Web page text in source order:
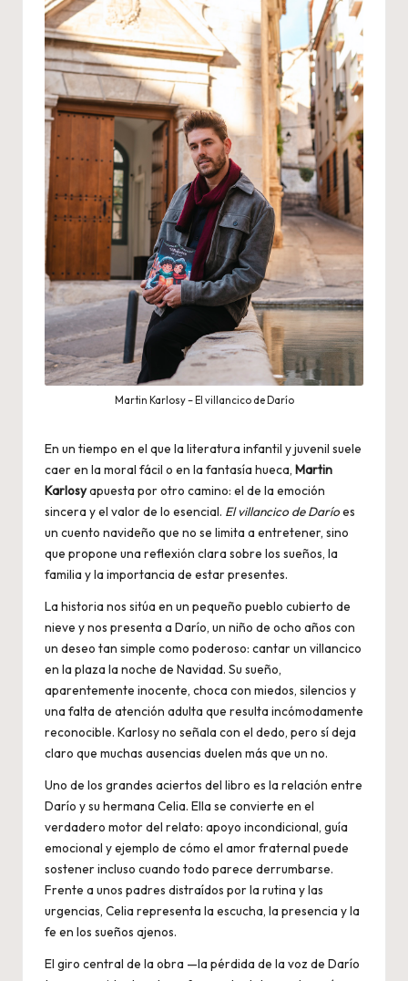
Martin Karlosy – El villancico de Darío
En un tiempo en el que la literatura infantil y juvenil suele
caer en la moral fácil o en la fantasía hueca, Martin
Karlosyapuesta por otro camino: el de la emoción
sincera y el valor de lo esencial. El villancico de Daríoes
un cuento navideño que no se limita a entretener, sino
que propone una reflexión clara sobre los sueños, la
familia y la importancia de estar presentes.
La historia nos sitúa en un pequeño pueblo cubierto de
nieve y nos presenta a Darío, un niño de ocho años con
un deseo tan simple como poderoso: cantar un villancico
en la plaza la noche de Navidad. Su sueño,
aparentemente inocente, choca con miedos, silencios y
una falta de atención adulta que resulta incómodamente
reconocible. Karlosy no señala con el dedo, pero sí deja
claro que muchas ausencias duelen más que un no.
Uno de los grandes aciertos del libro es la relación entre
Darío y su hermana Celia. Ella se convierte en el
verdadero motor del relato: apoyo incondicional, guía
emocional y ejemplo de cómo el amor fraternal puede
sostener incluso cuando todo parece derrumbarse.
Frente a unos padres distraídos por la rutina y las
urgencias, Celia representa la escucha, la presencia y la
fe en los sueños ajenos.
El giro central de la obra —la pérdida de la voz de Darío